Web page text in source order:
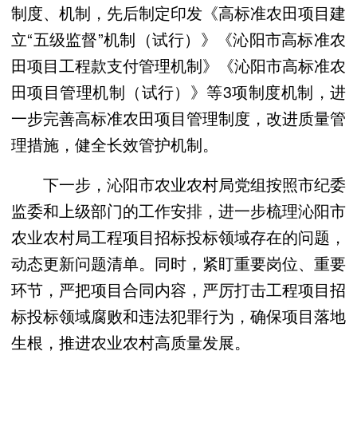
制度、机制，先后制定印发《高标准农田项目建
立“五级监督”机制（试行）》《沁阳市高标准农
田项目工程款支付管理机制》《沁阳市高标准农
田项目管理机制（试行）》等3项制度机制，进
一步完善高标准农田项目管理制度，改进质量管
理措施，健全长效管护机制。
下一步，沁阳市农业农村局党组按照市纪委
监委和上级部门的工作安排，进一步梳理沁阳市
农业农村局工程项目招标投标领域存在的问题，
动态更新问题清单。同时，紧盯重要岗位、重要
环节，严把项目合同内容，严厉打击工程项目招
标投标领域腐败和违法犯罪行为，确保项目落地
生根，推进农业农村高质量发展。